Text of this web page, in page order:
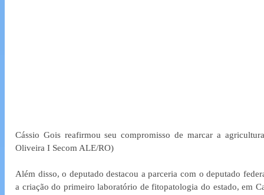
Cássio Gois reafirmou seu compromisso de marcar a
Oliveira I Secom ALE/RO)
Além disso, o deputado destacou a parceria com o deputado
a criação do primeiro laboratório de fitopatologia do estado, em